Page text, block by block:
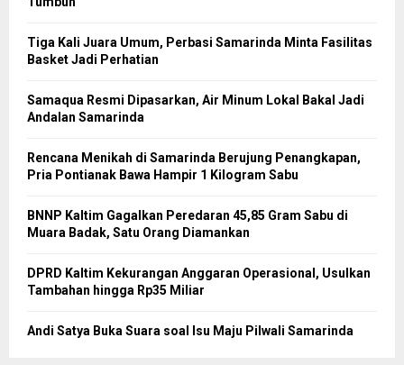
Tiga Kali Juara Umum, Perbasi Samarinda Minta Fasilitas
Basket Jadi Perhatian
Samaqua Resmi Dipasarkan, Air Minum Lokal Bakal Jadi
Andalan Samarinda
Rencana Menikah di Samarinda Berujung Penangkapan,
Pria Pontianak Bawa Hampir 1 Kilogram Sabu
BNNP Kaltim Gagalkan Peredaran 45,85 Gram Sabu di
Muara Badak, Satu Orang Diamankan
DPRD Kaltim Kekurangan Anggaran Operasional, Usulkan
Tambahan hingga Rp35 Miliar
Andi Satya Buka Suara soal Isu Maju Pilwali Samarinda